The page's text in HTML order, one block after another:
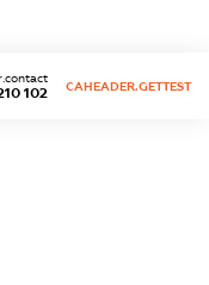
102 CAHEADER.GETTEST